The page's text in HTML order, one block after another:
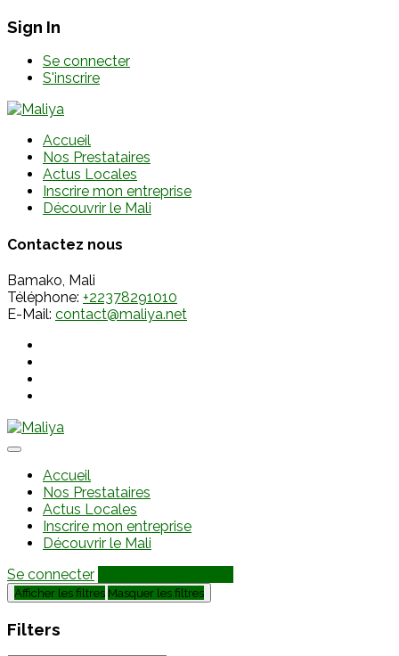
Sign In
Se connecter
S'inscrire
Accueil
Nos Prestataires
Actus Locales
Inscrire mon entreprise
Découvrir le Mali
Contactez nous
Bamako, Mali
Téléphone: +22378291010
E-Mail: contact@maliya.net
Accueil
Nos Prestataires
Actus Locales
Inscrire mon entreprise
Découvrir le Mali
Se connecter
Afficher les filtres Masquer les filtres
Filters